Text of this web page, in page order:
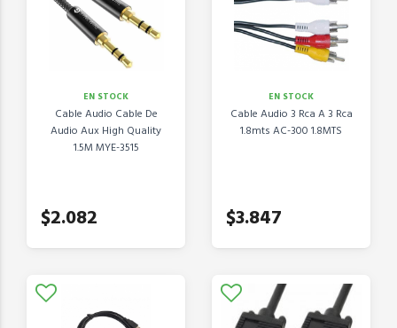
EN STOCK
Cable Audio Cable De
Audio Aux High Quality
1.5M MYE-3515
$2.082
EN STOCK
Cable Audio 3 Rca A 3 Rca
1.8mts AC-300 1.8MTS
$3.847